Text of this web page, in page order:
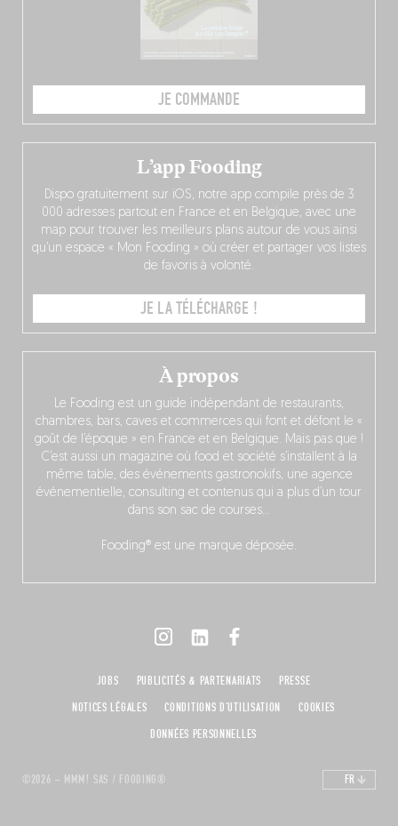
JE COMMANDE
À propos
Le Fooding est un guide indépendant de restaurants,
chambres, bars, caves et commerces qui font et défont le «
goût de l’époque » en France et en Belgique. Mais pas que !
C’est aussi un magazine où food et société s’installent à la
même table, des événements gastronokifs, une agence
événementielle, consulting et contenus qui a plus d’un tour
dans son sac de courses…
Fooding® est une marque déposée.
L’app Fooding
Dispo gratuitement sur iOS, notre app compile près de 3
000 adresses partout en France et en Belgique, avec une
map pour trouver les meilleurs plans autour de vous ainsi
qu’un espace « Mon Fooding » où créer et partager vos listes
de favoris à volonté.
JE LA TÉLÉCHARGE !
©2026 – MMM! SAS / FOODING®
JOBS PUBLICITÉS & PARTENARIATS
PRESSE
NOTICES LÉGALES
CONDITIONS D'UTILISATION
COOKIES
DONNÉES PERSONNELLES
FR